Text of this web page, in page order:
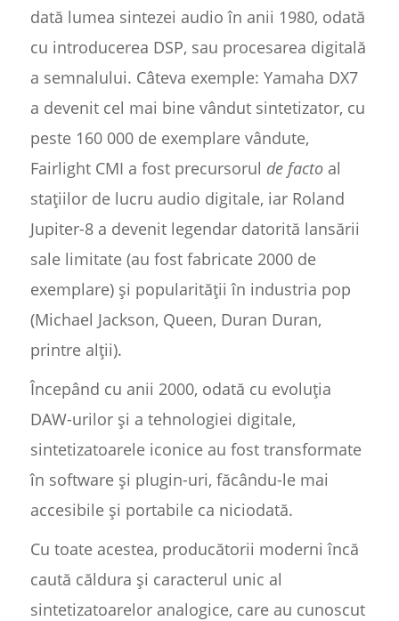
dată lumea sintezei audio în anii 1980, odată
cu introducerea DSP, sau procesarea digitală
a semnalului. Câteva exemple: Yamaha DX7
a devenit cel mai bine vândut sintetizator, cu
peste 160 000 de exemplare vândute,
Fairlight CMI a fost precursorul de factoal
stațiilor de lucru audio digitale, iar Roland
Jupiter-8 a devenit legendar datorită lansării
sale limitate (au fost fabricate 2000 de
exemplare) și popularității în industria pop
(Michael Jackson, Queen, Duran Duran,
printre alții).
Începând cu anii 2000, odată cu evoluția
DAW-urilor și a tehnologiei digitale,
sintetizatoarele iconice au fost transformate
în software și plugin-uri, făcându-le mai
accesibile și portabile ca niciodată.
Cu toate acestea, producătorii moderni încă
caută căldura și caracterul unic al
sintetizatoarelor analogice, care au cunoscut